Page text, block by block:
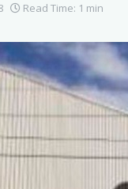
Read Time: 1 min